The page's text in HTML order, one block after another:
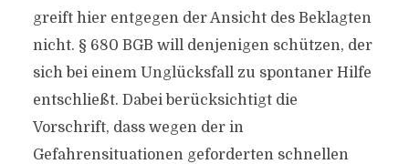
greift hier entgegen der Ansicht des Beklagten
nicht. § 680 BGB will denjenigen schützen, der
sich bei einem Unglücksfall zu spontaner Hilfe
entschließt. Dabei berücksichtigt die
Vorschrift, dass wegen der in
Gefahrensituationen geforderten schnellen